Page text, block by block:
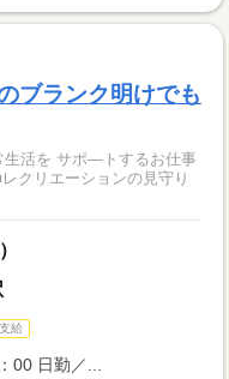
ブランク明けでも
生活を サポ―トするお仕事
給
00 日勤／...